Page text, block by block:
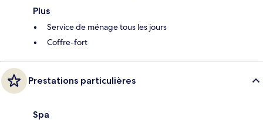
Plus
Service de ménage tous les jours
Coffre-fort
Prestations particulières
Spa